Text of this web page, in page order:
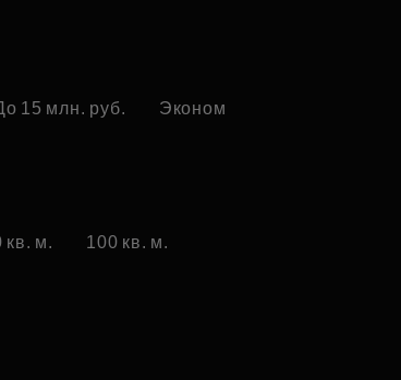
15 млн. руб. Эконом
кв. м. 100 кв. м.